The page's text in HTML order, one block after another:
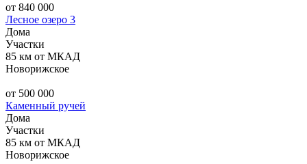
от 840 000
Лесное озеро 3
Дома
Участки
85 км от МКАД
Новорижское
от 500 000
Каменный ручей
Дома
Участки
85 км от МКАД
Новорижское